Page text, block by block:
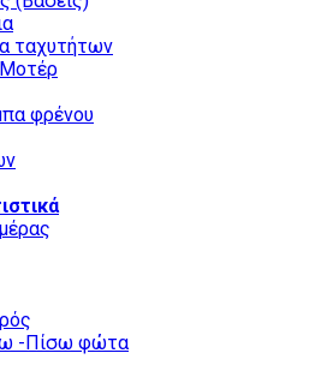
ταχυτήτων
Μοτέρ
φρένου
-Πίσω φώτα